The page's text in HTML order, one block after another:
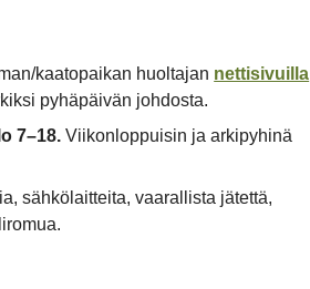
kaatopaikan huoltajan nettisivuilla
pyhäpäivän johdosta.
7–18. Viikonloppuisin ja arkipyhinä
sähkölaitteita, vaarallista jätettä,